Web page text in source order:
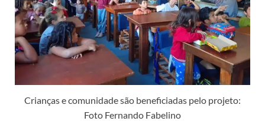
Crianças e comunidade são beneficiadas pelo projeto:
Foto Fernando Fabelino